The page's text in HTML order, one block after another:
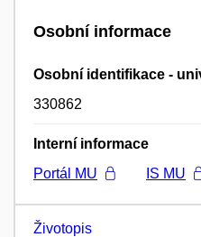
Osobní informace
Osobní identifikace -
330862
Interní informace
Portál MU
IS MU
Životopis